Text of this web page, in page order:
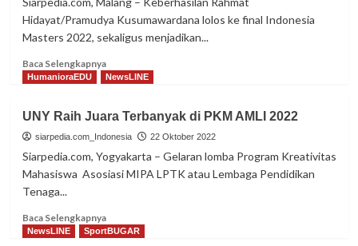
Hidayat/Pramudya Kusumawardana lolos ke final Indonesia
Masters 2022, sekaligus menjadikan...
Baca SelengkapnyaRead
more
Masters
2022,
Rahmat/Pram
Lolos
HumanioraEDU NewsLINE
UNY Raih Juara Terbanyak di PKM AMLI 2022
siarpedia.com_Indonesia 22 Oktober 2022
Siarpedia.com, Yogyakarta – Gelaran lomba Program Kreativitas
Mahasiswa Asosiasi MIPA LPTK atau Lembaga Pendidikan
Tenaga...
Baca SelengkapnyaRead
more
NewsLINE SportBUGAR